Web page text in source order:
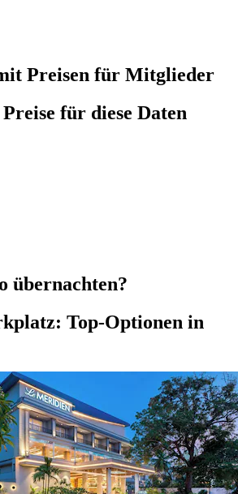
Preisen für Mitglieder
für diese Daten
übernachten?
Top-Optionen in